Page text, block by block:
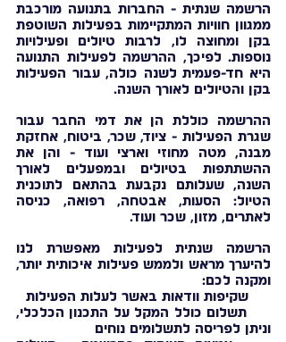
הרשמה שנתית - החברות בתנועה מורכבת
ממגוון חוויות המתקיימות בפעילות השוטפת
בקן ומחוצה לו, לרבות טיולים ופעילויות
נוספות. לפיכך, ההרשמה לפעילות התנועה
היא חד-פעמית לשנה כולה, עבור הפעילות
בקן והטיולים לאורך השנה.
ההרשמה כוללת הן את דמי החבר עבור
שגרת הפעילות - ציוד, שכר, ביטוח, אחזקת
מבנה, מטה מחוזי וארצי ועוד - והן את
ההשתתפות בטיולים ובמפעלים לאורך
השנה, שעלותם נקבעת בהתאם לתוכנית
הטיול: הסעות, אבטחה, רפואה, כניסה
לאתרים, מזון, שכר ועוד.
הרשמה שנתית לפעילות מאפשרת לנו
להיערך מראש ולממש פעילות איכותית יותר,
ומקנה לכם:
שקיפות וודאות באשר לעלות הפעילות
תשלום כולל המקל על התכנון הכלכלי,
וניתן לפריסה לתשלומים נוחים